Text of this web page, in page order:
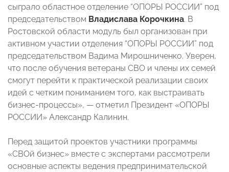
сыграло областное отделение “ОПОРЫ РОССИИ” под
председательством Владислава Корочкина. В
Ростовской области модуль был организован при
активном участии отделения “ОПОРЫ РОССИИ” под
председательством Вадима Мирошниченко. Уверен,
что после обучения ветераны СВО и члены их семей
смогут перейти к практической реализации своих
идей с четким пониманием того, как выстраивать
бизнес-процессы», — отметил Президент «ОПОРЫ
РОССИИ» Александр Калинин.
Перед защитой проектов участники программы
«СВОй бизнес» вместе с экспертами рассмотрели
основные аспекты ведения предпринимательской